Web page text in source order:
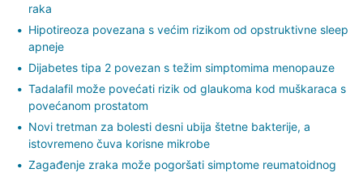
raka
Hipotireoza povezana s većim rizikom od opstruktivne sleep
apneje
Dijabetes tipa 2 povezan s težim simptomima menopauze
Tadalafil može povećati rizik od glaukoma kod muškaraca s
povećanom prostatom
Novi tretman za bolesti desni ubija štetne bakterije, a
istovremeno čuva korisne mikrobe
Zagađenje zraka može pogoršati simptome reumatoidnog